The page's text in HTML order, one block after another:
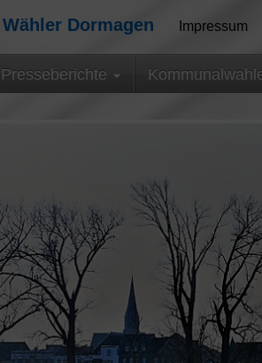
Dormagen Impressum
Presseberichte